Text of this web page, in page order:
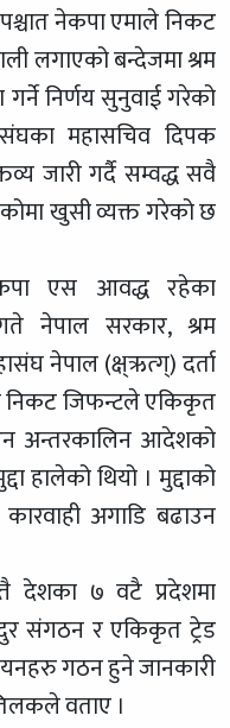
नेकपा एमाले निकट
लगाएको बन्देजमा श्रम
निर्णय सुनुवाई गरेको
महासचिव दिपक
जारी गर्दै सम्वद्ध सवै
खुसी व्यक्त गरेको छ
एस आवद्ध रहेका
नेपाल सरकार, श्रम
नेपाल (क्ष्ऋत्ग्) दर्ता
निकट जिफन्टले एकिकृत
अन्तरकालिन आदेशको
हालेको थियो । मुद्दाको
अगाडि बढाउन
देशका ७ वटै प्रदेशमा
संगठन र एकिकृत ट्रेड
गठन हुने जानकारी
वताए ।